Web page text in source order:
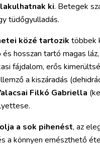
ki. Betegek
tüdőgyulladás.
közé tartozik többek
hosszan tartó magas
fájdalom, erős
a kiszáradás
Filkó Gabriella
a sok pihenést, az
a könnyen emészthető